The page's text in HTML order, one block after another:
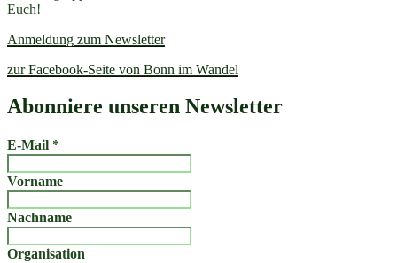
Euch!
Anmeldung zum Newsletter
zur Facebook-Seite von Bonn im Wandel
Abonniere unseren Newsletter
E-Mail *
Vorname
Nachname
Organisation